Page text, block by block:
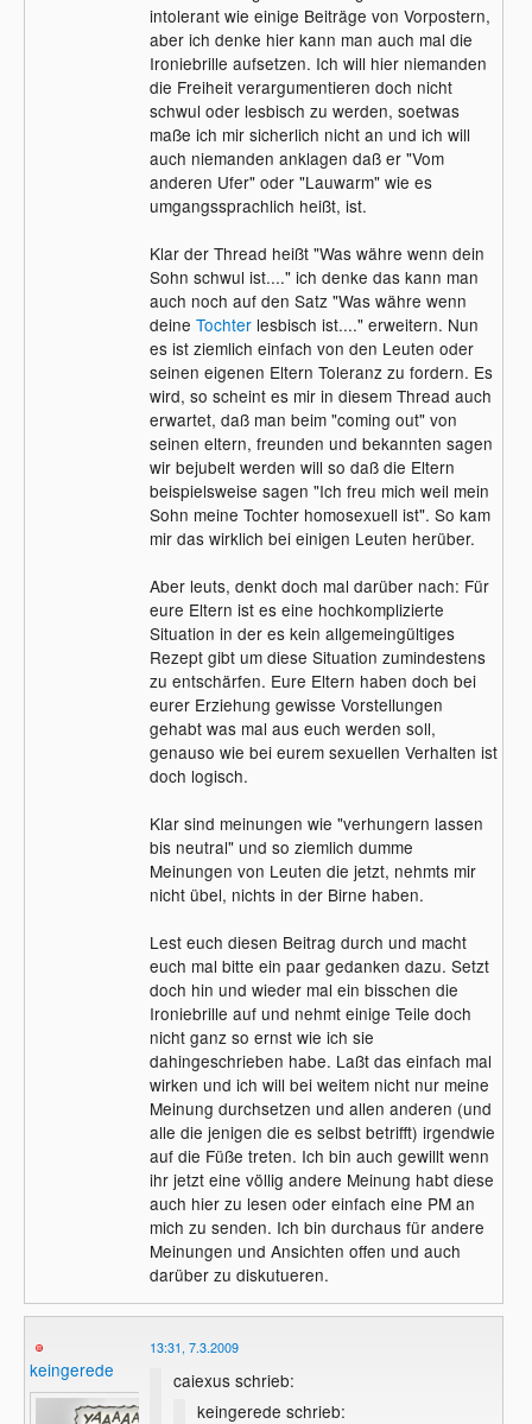
intolerant wie einige Beiträge von Vorpostern,
aber ich denke hier kann man auch mal die
Ironiebrille aufsetzen. Ich will hier niemanden
die Freiheit verargumentieren doch nicht
schwul oder lesbisch zu werden, soetwas
maße ich mir sicherlich nicht an und ich will
auch niemanden anklagen daß er "Vom
anderen Ufer" oder "Lauwarm" wie es
umgangssprachlich heißt, ist.
Klar der Thread heißt "Was währe wenn dein
Sohn schwul ist...." ich denke das kann man
auch noch auf den Satz "Was währe wenn
deine Tochterlesbisch ist...." erweitern. Nun
es ist ziemlich einfach von den Leuten oder
seinen eigenen Eltern Toleranz zu fordern. Es
wird, so scheint es mir in diesem Thread auch
erwartet, daß man beim "coming out" von
seinen eltern, freunden und bekannten sagen
wir bejubelt werden will so daß die Eltern
beispielsweise sagen "Ich freu mich weil mein
Sohn meine Tochter homosexuell ist". So kam
mir das wirklich bei einigen Leuten herüber.
Aber leuts, denkt doch mal darüber nach: Für
eure Eltern ist es eine hochkomplizierte
Situation in der es kein allgemeingültiges
Rezept gibt um diese Situation zumindestens
zu entschärfen. Eure Eltern haben doch bei
eurer Erziehung gewisse Vorstellungen
gehabt was mal aus euch werden soll,
genauso wie bei eurem sexuellen Verhalten ist
doch logisch.
Klar sind meinungen wie "verhungern lassen
bis neutral" und so ziemlich dumme
Meinungen von Leuten die jetzt, nehmts mir
nicht übel, nichts in der Birne haben.
Lest euch diesen Beitrag durch und macht
euch mal bitte ein paar gedanken dazu. Setzt
doch hin und wieder mal ein bisschen die
Ironiebrille auf und nehmt einige Teile doch
nicht ganz so ernst wie ich sie
dahingeschrieben habe. Laßt das einfach mal
wirken und ich will bei weitem nicht nur meine
Meinung durchsetzen und allen anderen (und
alle die jenigen die es selbst betrifft) irgendwie
auf die Füße treten. Ich bin auch gewillt wenn
ihr jetzt eine völlig andere Meinung habt diese
auch hier zu lesen oder einfach eine PM an
mich zu senden. Ich bin durchaus für andere
Meinungen und Ansichten offen und auch
darüber zu diskutueren.
keingerede
13:31, 7.3.2009
caiexus schrieb:
keingerede schrieb: